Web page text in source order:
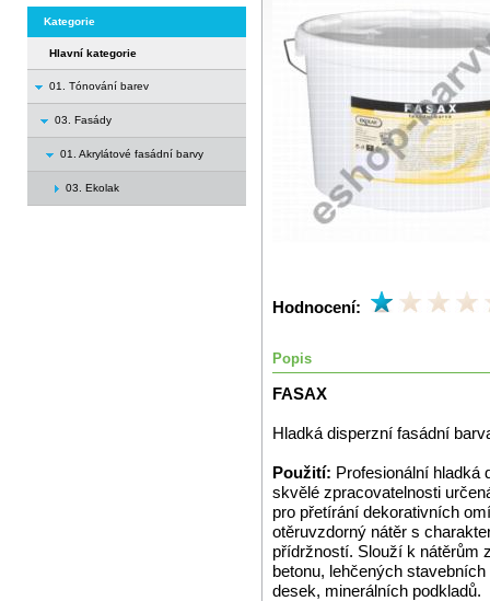
Kategorie
Hlavní kategorie
01. Tónování barev
03. Fasády
01. Akrylátové fasádní barvy
03. Ekolak
Hodnocení:
Popis
FASAX
Hladká disperzní fasádní
Použití: Profesionální hladká
skvělé zpracovatelnosti
pro přetírání dekorativních
otěruvzdorný nátěr s
přídržností. Slouží k nátěrům
betonu, lehčených
desek, minerálních podkladů.